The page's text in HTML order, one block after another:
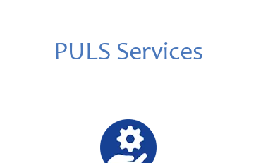
PULS Services